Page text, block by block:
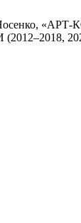
Носенко,